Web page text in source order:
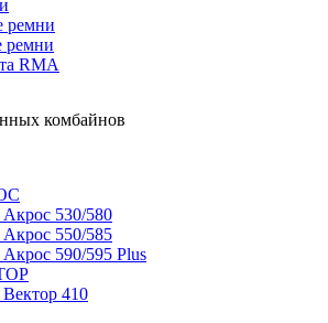
ремни
ремни
RMA
комбайнов
530/580
550/585
590/595 Plus
410